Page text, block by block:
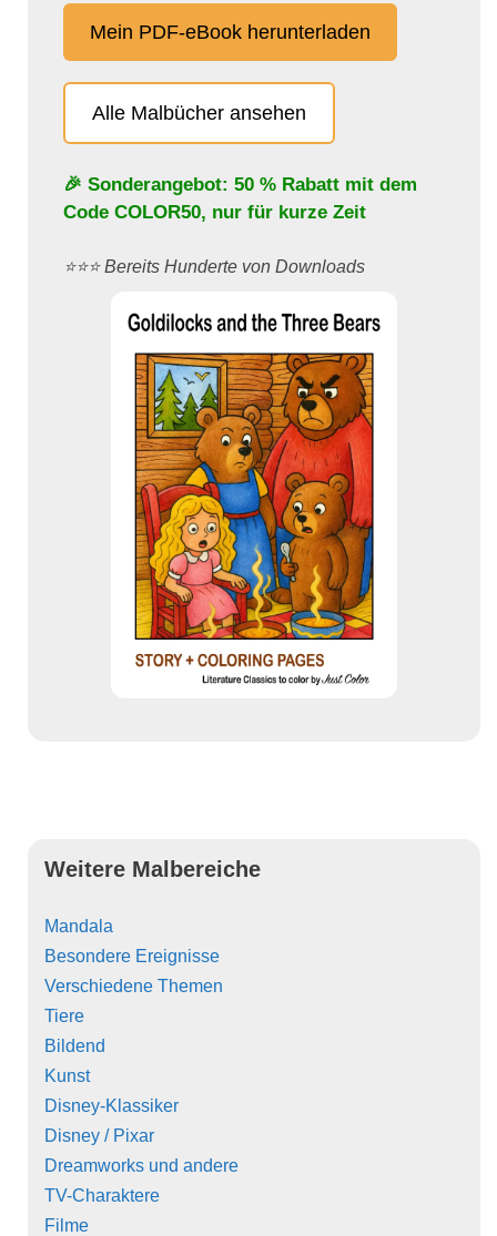
Mein PDF-eBook herunterladen
Alle Malbücher ansehen
🎉 Sonderangebot: 50 % Rabatt mit dem
Code COLOR50, nur für kurze Zeit
⭐️⭐️⭐️ Bereits Hunderte von Downloads
Weitere Malbereiche
Mandala
Besondere Ereignisse
Verschiedene Themen
Tiere
Bildend
Kunst
Disney-Klassiker
Disney / Pixar
Dreamworks und andere
TV-Charaktere
Filme